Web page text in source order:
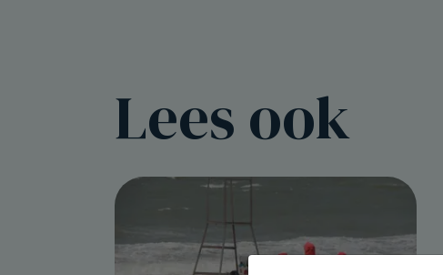
Lees ook